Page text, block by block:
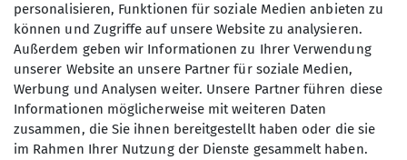
personalisieren, Funktionen für soziale Medien anbieten zu
können und Zugriffe auf unsere Website zu analysieren.
Außerdem geben wir Informationen zu Ihrer Verwendung
unserer Website an unsere Partner für soziale Medien,
Werbung und Analysen weiter. Unsere Partner führen diese
Informationen möglicherweise mit weiteren Daten
zusammen, die Sie ihnen bereitgestellt haben oder die sie
im Rahmen Ihrer Nutzung der Dienste gesammelt haben.